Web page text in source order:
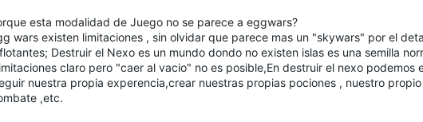
esta modalidad de Juego no se parece a eggwars?
wars existen limitaciones , sin olvidar que parece mas un "skywars" por el
Destruir el Nexo es un mundo dondo no existen islas es una semilla
claro pero "caer al vacio" no es posible,En destruir el nexo podemos
nuestra propia experencia,crear nuestras propias pociones , nuestro
,etc.